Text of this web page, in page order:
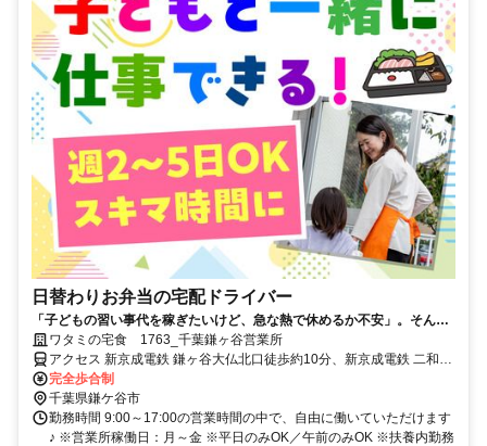
日替わりお弁当の宅配ドライバー
「子どもの習い事代を稼ぎたいけど、急な熱で休めるか不安」。そんな
悩みに寄り添う環境があります。週2～5日の勤務で、午前中のみも可
能。子連れ配達もでき、お弁当半額の社割も魅力です。
ワタミの宅食 1763_千葉鎌ヶ谷営業所
アクセス 新京成電鉄 鎌ヶ谷大仏北口徒歩約10分、新京成電鉄 二和向
台徒歩約22分、新京成電鉄 初富徒歩約28分
完全歩合制
千葉県鎌ケ谷市
勤務時間 9:00～17:00の営業時間の中で、自由に働いていただけます
♪ ※営業所稼働日：月～金 ※平日のみOK／午前のみOK ※扶養内勤務